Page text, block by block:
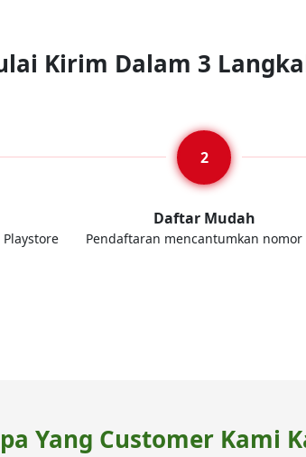
Kirim Dalam 3
Daftar Mudah
Pendaftaran mencantumkan nomor
Yang Customer Kami